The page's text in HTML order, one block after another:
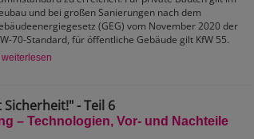
und bei großen Sanierungen nach dem
(GEG) vom November 2020 der
70-Standard, für öffentliche Gebäude gilt KfW 55.
weiterlesen
- Teil 6
– Technologien, Vor- und Nachteile